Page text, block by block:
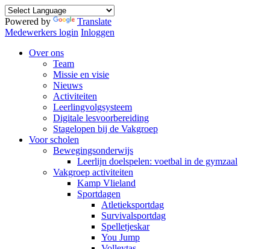
Powered by
Translate
Medewerkers login Inloggen
Over ons
Team
Missie en visie
Nieuws
Activiteiten
Leerlingvolgsysteem
Digitale lesvoorbereiding
Stagelopen bij de Vakgroep
Voor scholen
Bewegingsonderwijs
Leerlijn doelspelen: voetbal in de gymzaal
Vakgroep activiteiten
Kamp Vlieland
Sportdagen
Atletieksportdag
Survivalsportdag
Spelletjeskar
You Jump